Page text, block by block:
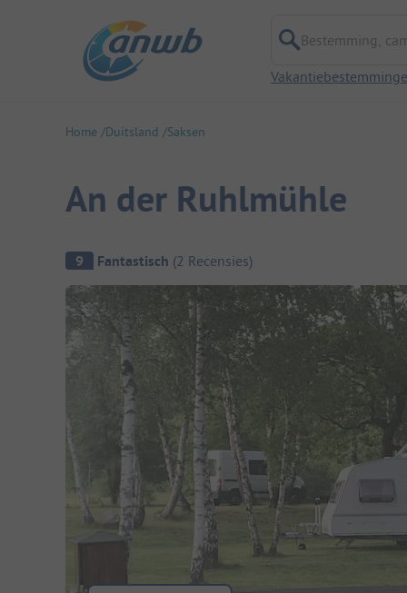
Bestemming,
Home Duitsland Saksen
An der Ruhlmühle
Camping overzicht
9 Fantastisch (2 Recensies)